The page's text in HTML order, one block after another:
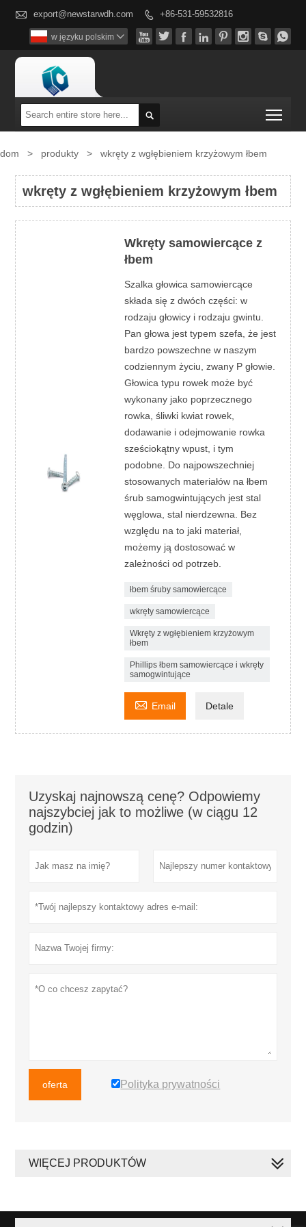
 export@newstarwdh.com  +86-531-59532816
       
w języku polskim 

dom > produkty > wkręty z wgłębieniem krzyżowym łbem
wkręty z wgłębieniem krzyżowym łbem
Wkręty samowiercące z
łbem
Szalka głowica samowiercące
składa się z dwóch części: w
rodzaju głowicy i rodzaju gwintu.
Pan głowa jest typem szefa, że jest
bardzo powszechne w naszym
codziennym życiu, zwany P głowie.
Głowica typu rowek może być
wykonany jako poprzecznego
rowka, śliwki kwiat rowek,
dodawanie i odejmowanie rowka
sześciokątny wpust, i tym
podobne. Do najpowszechniej
stosowanych materiałów na łbem
śrub samogwintujących jest stal
węglowa, stal nierdzewna. Bez
względu na to jaki materiał,
możemy ją dostosować w
zależności od potrzeb.
łbem śruby samowiercące
wkręty samowiercące
Wkręty z wgłębieniem krzyżowym
łbem
Phillips łbem samowiercące i wkręty
samogwintujące
 Email Detale
Uzyskaj najnowszą cenę? Odpowiemy
najszybciej jak to możliwe (w ciągu 12
godzin)
oferta Polityka prywatności
WIĘCEJ PRODUKTÓW